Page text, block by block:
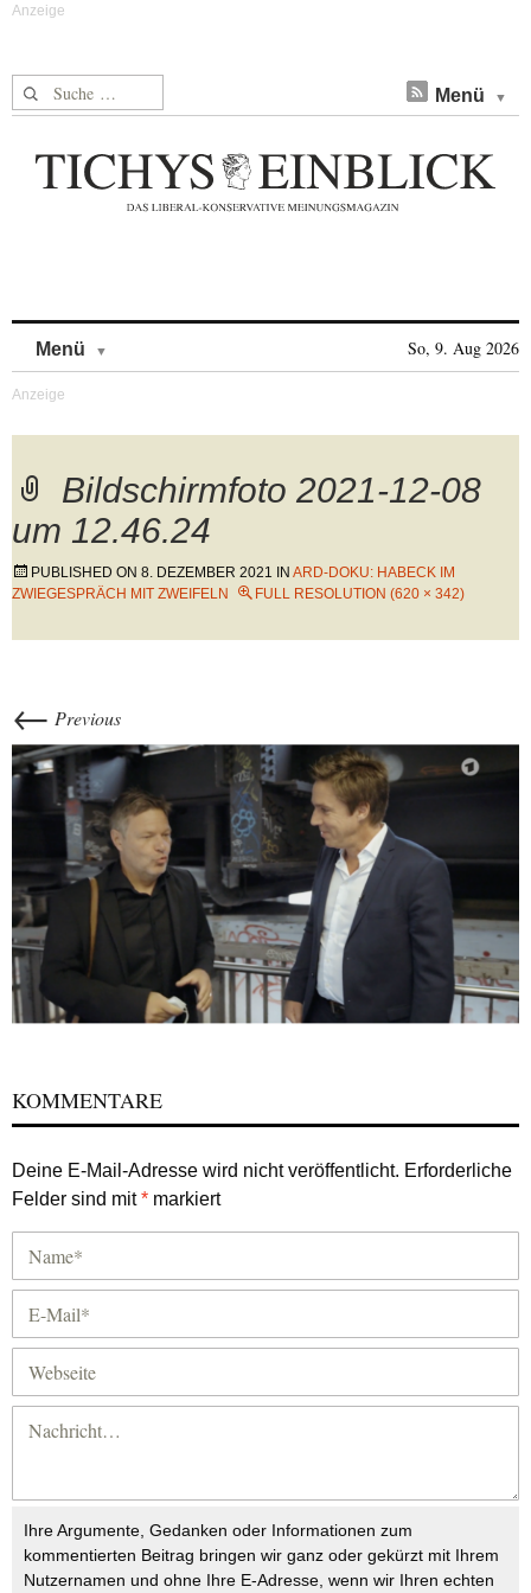
Suche nach: Menü
Menü So, 9. Aug 2026
Bildschirmfoto 2021-12-08
um 12.46.24
PUBLISHED ON 8. DEZEMBER 2021 IN ARD-DOKU: HABECK IM
ZWIEGESPRÄCH MIT ZWEIFELN
FULL RESOLUTION (620 × 342)
← Previous
KOMMENTARE
Deine E-Mail-Adresse wird nicht veröffentlicht. Erforderliche
Felder sind mit* markiert
Ihre Argumente, Gedanken oder Informationen zum
kommentierten Beitrag bringen wir ganz oder gekürzt mit Ihrem
Nutzernamen und ohne Ihre E-Adresse, wenn wir Ihren echten